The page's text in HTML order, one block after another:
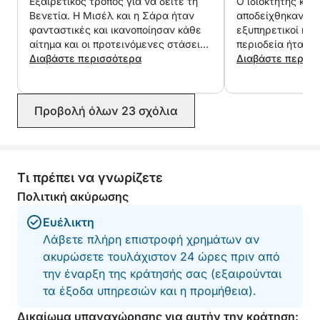
Βενετία. Η Μισέλ και η Σάρα ήταν
φανταστικές και ικανοποίησαν κάθε
αίτημα και οι προτεινόμενες στάσεις
τους ήταν απολαυστικές. Περάσαμε
Διαβάστε περισσότερα
αποδείχθηκαν
εξυπηρετικοί και
περιοδεία ήταν
πήγε πολύ καλά!
Διαβάστε
Προβολή όλων 23 σχόλια
Τι πρέπει να γνωρίζετε
Πολιτική ακύρωσης
Ευέλικτη
Λάβετε πλήρη επιστροφή χρημάτων αν
ακυρώσετε τουλάχιστον 24 ώρες πριν από
την έναρξη της κράτησής σας (εξαιρούνται
τα έξοδα υπηρεσιών και η προμήθεια).
Δικαίωμα υπαναχώρησης για αυτήν την κράτηση: